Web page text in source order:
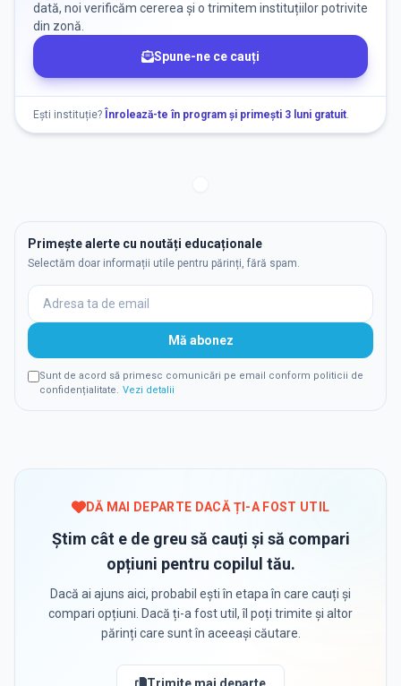
dată, noi verificăm cererea și o trimitem instituțiilor potrivite
din zonă.
Spune-ne ce cauți
Ești instituție? Înrolează-te în program și primești 3 luni gratuit.
Primește alerte cu noutăți educaționale
Selectăm doar informații utile pentru părinți, fără spam.
Mă abonez
Sunt de acord să primesc comunicări pe email conform politicii de
confidențialitate. Vezi detalii
DĂ MAI DEPARTE DACĂ ȚI-A FOST UTIL
Știm cât e de greu să cauți și să compari
opțiuni pentru copilul tău.
Dacă ai ajuns aici, probabil ești în etapa în care cauți și
compari opțiuni. Dacă ți-a fost util, îl poți trimite și altor
părinți care sunt în aceeași căutare.